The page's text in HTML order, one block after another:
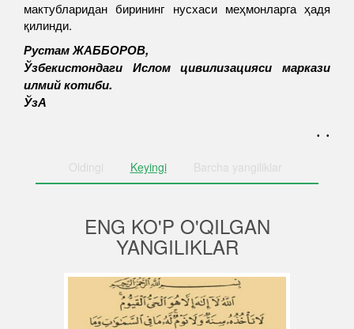
мактубларидан бирининг нусхаси меҳмонларга ҳадя
қилинди.
Рустам ЖАББОРОВ,
Ўзбекистондаги Ислом цивилизацияси маркази
илмий котиби.
ЎзА
. .
Oldingi Keyingi Barcha yangiliklar
ENG KO'P O'QILGAN
YANGILIKLAR